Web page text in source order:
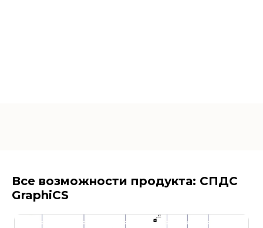
Все возможности продукта: СПДС
GraphiCS